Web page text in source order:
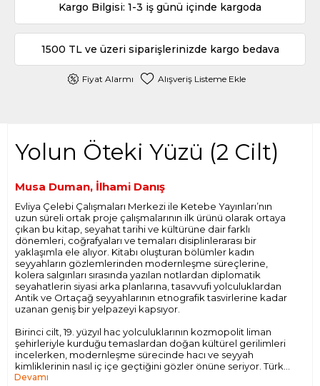
Kargo Bilgisi: 1-3 iş günü içinde kargoda
1500 TL ve üzeri siparişlerinizde kargo bedava
Fiyat Alarmı Alışveriş Listeme Ekle
Yolun Öteki Yüzü (2 Cilt)
Musa Duman, İlhami Danış
Evliya Çelebi Çalışmaları Merkezi ile Ketebe Yayınları’nın
uzun süreli ortak proje çalışmalarının ilk ürünü olarak ortaya
çıkan bu kitap, seyahat tarihi ve kültürüne dair farklı
dönemleri, coğrafyaları ve temaları disiplinlerarası bir
yaklaşımla ele alıyor. Kitabı oluşturan bölümler kadın
seyyahların gözlemlerinden modernleşme süreçlerine,
kolera salgınları sırasında yazılan notlardan diplomatik
seyahatlerin siyasi arka planlarına, tasavvufi yolculuklardan
Antik ve Ortaçağ seyyahlarının etnografik tasvirlerine kadar
uzanan geniş bir yelpazeyi kapsıyor.
Birinci cilt, 19. yüzyıl hac yolculuklarının kozmopolit liman
şehirleriyle kurduğu temaslardan doğan kültürel gerilimleri
incelerken, modernleşme sürecinde hacı ve seyyah
kimliklerinin nasıl iç içe geçtiğini gözler önüne seriyor. Türk
ve İranlı aydınların Avrupa seyahatleri, bu karşılaşmaların
Devamı